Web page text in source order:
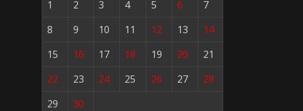
1
2 3 4 5 6
7
8
9 10 11 12 13
14
15
16 17 18 19 20
21
22
23 24 25 26 27
28
29
30